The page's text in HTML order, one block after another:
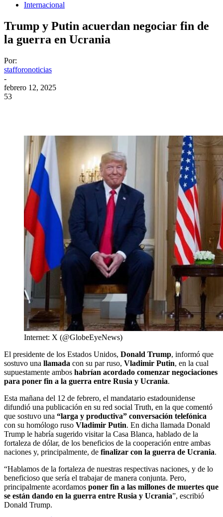
Internacional
Trump y Putin acuerdan negociar fin de
la guerra en Ucrania
Por:
stafforonoticias
-
febrero 12, 2025
53
Internet: X (@GlobeEyeNews)
El presidente de los Estados Unidos, Donald Trump, informó que
sostuvo una llamada con su par ruso, Vladimir Putin, en la cual
supuestamente ambos habrían acordado comenzar negociaciones
para poner fin a la guerra entre Rusia y Ucrania.
Esta mañana del 12 de febrero, el mandatario estadounidense
difundió una publicación en su red social Truth, en la que comentó
que sostuvo una “larga y productiva” conversación telefónica
con su homólogo ruso Vladimir Putin. En dicha llamada Donald
Trump le habría sugerido visitar la Casa Blanca, hablado de la
fortaleza de dólar, de los beneficios de la cooperación entre ambas
naciones y, principalmente, de finalizar con la guerra de Ucrania.
“Hablamos de la fortaleza de nuestras respectivas naciones, y de lo
beneficioso que sería el trabajar de manera conjunta. Pero,
principalmente acordamos poner fin a las millones de muertes que
se están dando en la guerra entre Rusia y Ucrania”, escribió
Donald Trump.